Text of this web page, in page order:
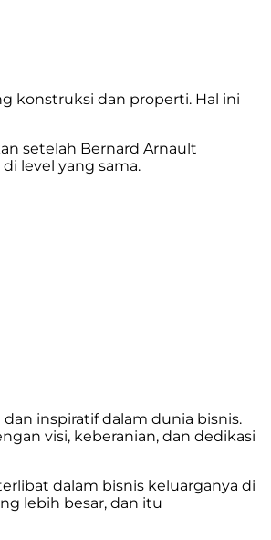
konstruksi dan properti. Hal ini
setelah Bernard Arnault
level yang sama.
inspiratif dalam dunia bisnis.
visi, keberanian, dan dedikasi
dalam bisnis keluarganya di
lebih besar, dan itu